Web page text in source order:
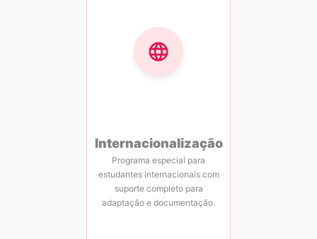
Internacionalização
Programa especial para
estudantes internacionais com
suporte completo para
adaptação e documentação.